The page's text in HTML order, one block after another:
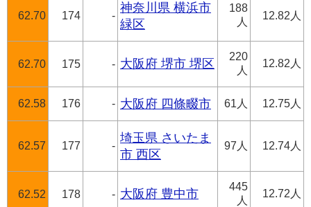
62.70 174 -
神奈川県 横浜市
緑区
188
人
12.82人
62.70 175 - 大阪府 堺市 堺区
220
人
12.82人
62.58 176 - 大阪府 四條畷市 61人 12.75人
62.57 177 -
埼玉県 さいたま
市 西区
97人 12.74人
62.52 178 - 大阪府 豊中市
445
人
12.72人